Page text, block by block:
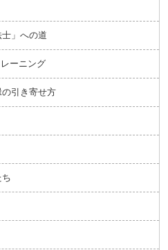
士」への道
ーニング
引き寄せ方